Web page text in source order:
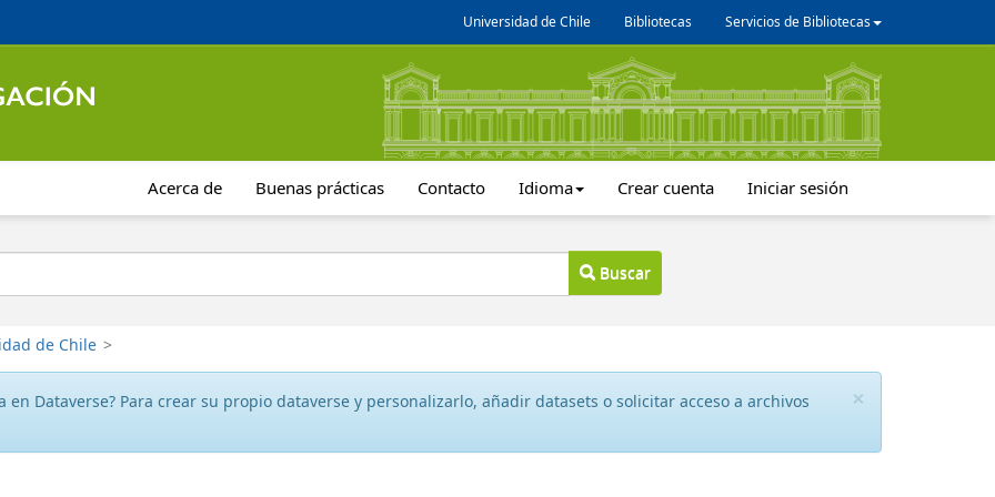
Universidad de Chile Bibliotecas Servicios de Bibliotecas
Acerca de Buenas prácticas Contacto Idioma Crear cuenta Iniciar sesión
Buscar
de Chile >
×
en Dataverse? Para crear su propio dataverse y personalizarlo, añadir datasets o solicitar acceso a archivos